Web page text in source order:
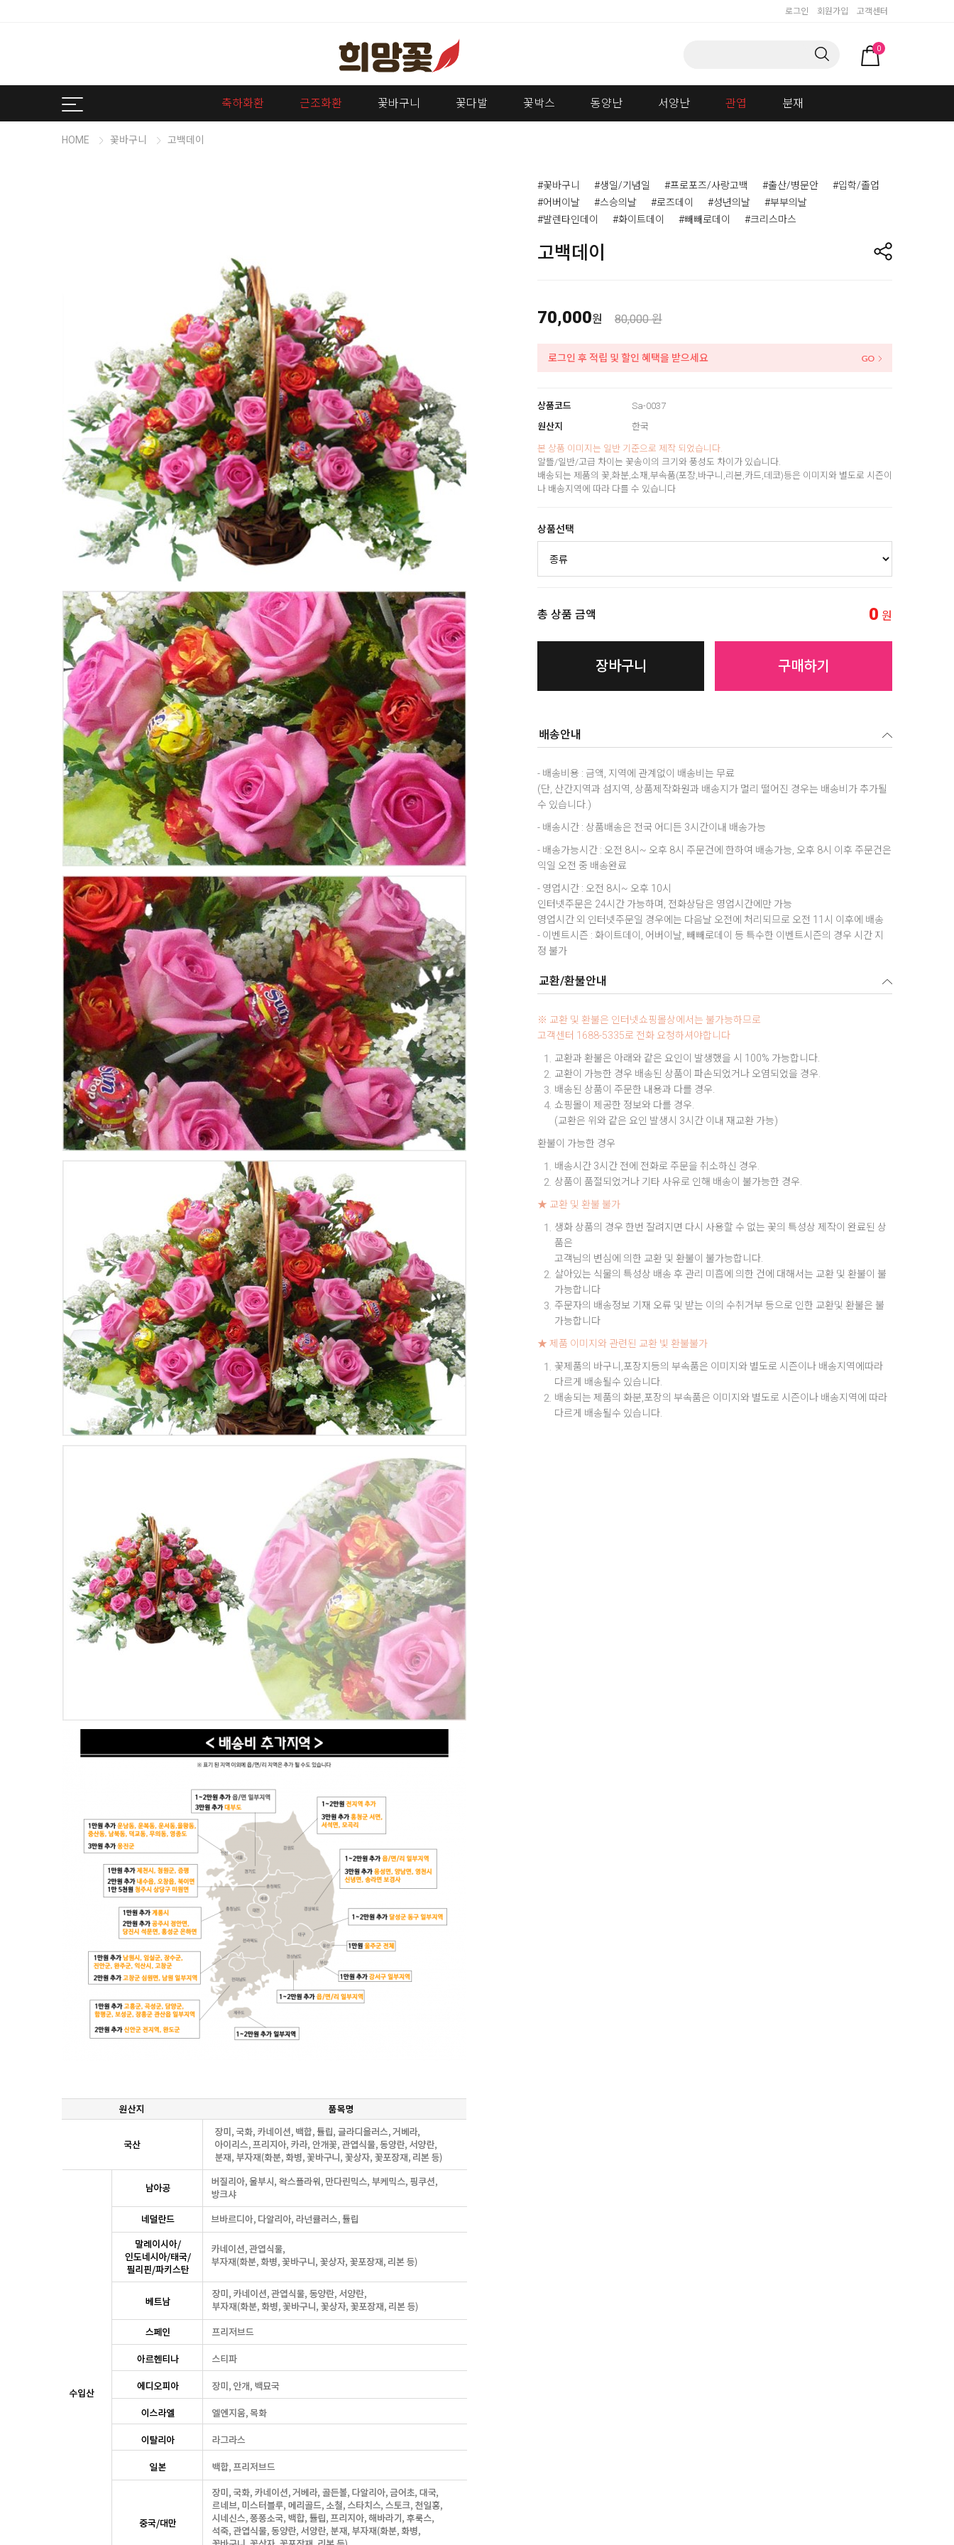
로그인 회원가입 고객센터
0
축하화환 근조화환 꽃바구니 꽃다발 꽃박스 동양난 서양난 관엽 분재
HOME 꽃바구니 고백데이
#꽃바구니 #생일/기념일 #프로포즈/사랑고백 #출산/병문안
#입학/졸업
#어버이날
#스승의날 #로즈데이 #성년의날
#부부의날
#발렌타인데이
#화이트데이 #빼빼로데이 #크리스마스
고백데이
70,000원 80,000 원
로그인 후 적립 및 할인 혜택을 받으세요
상품코드
Sa-0037
원산지
한국
본 상품 이미지는 일반 기준으로 제작 되었습니다.
알뜰/일반/고급 차이는 꽃송이의 크기와 풍성도 차이가 있습니다.
배송되는 제품의 꽃,화분,소재,부속품(포장,바구니,리본,카드,데코)등은 이미지와 별도로 시즌이
나 배송지역에 따라 다를 수 있습니다
상품선택
총 상품 금액 0 원
장바구니 구매하기
배송안내
- 배송비용 : 금액, 지역에 관계없이 배송비는 무료
(단, 산간지역과 섬지역, 상품제작화원과 배송지가 멀리 떨어진 경우는 배송비가 추가될
수 있습니다.)
- 배송시간 : 상품배송은 전국 어디든 3시간이내 배송가능
- 배송가능시간 : 오전 8시~ 오후 8시 주문건에 한하여 배송가능, 오후 8시 이후 주문건은
익일 오전 중 배송완료
- 영업시간 : 오전 8시~ 오후 10시
인터넷주문은 24시간 가능하며, 전화상담은 영업시간에만 가능
영업시간 외 인터넷주문일 경우에는 다음날 오전에 처리되므로 오전 11시 이후에 배송
- 이벤트시즌 : 화이트데이, 어버이날, 빼빼로데이 등 특수한 이벤트시즌의 경우 시간 지
정 불가
교환/환불안내
※ 교환 및 환불은 인터넷쇼핑몰상에서는 불가능하므로
고객센터 1688-5335로 전화 요청하셔야합니다
교환과 환불은 아래와 같은 요인이 발생했을 시 100% 가능합니다.
교환이 가능한 경우 배송된 상품이 파손되었거나 오염되었을 경우.
배송된 상품이 주문한 내용과 다를 경우.
쇼핑몰이 제공한 정보와 다를 경우.
(교환은 위와 같은 요인 발생시 3시간 이내 재교환 가능)
환불이 가능한 경우
배송시간 3시간 전에 전화로 주문을 취소하신 경우.
상품이 품절되었거나 기타 사유로 인해 배송이 불가능한 경우.
★ 교환 및 환불 불가
생화 상품의 경우 한번 잘려지면 다시 사용할 수 없는 꽃의 특성상 제작이 완료된 상
품은
고객님의 변심에 의한 교환 및 환불이 불가능합니다.
살아있는 식물의 특성상 배송 후 관리 미흡에 의한 건에 대해서는 교환 및 환불이 불
가능합니다
주문자의 배송정보 기재 오류 및 받는 이의 수취거부 등으로 인한 교환및 환불은 불
가능합니다
★ 제품 이미지와 관련된 교환 빛 환불불가
꽃제품의 바구니,포장지등의 부속품은 이미지와 별도로 시즌이나 배송지역에따라
다르게 배송될수 있습니다.
배송되는 제품의 화분,포장의 부속품은 이미지와 별도로 시즌이나 배송지역에 따라
다르게 배송될수 있습니다.